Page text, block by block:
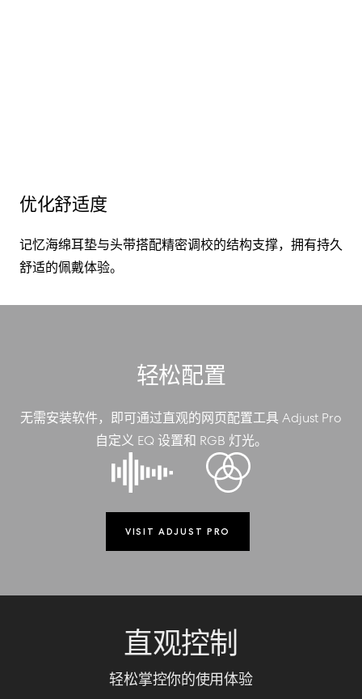
优化舒适度
记忆海绵耳垫与头带搭配精密调校的结构支撑，拥有持久
舒适的佩戴体验。
轻松配置
无需安装软件，即可通过直观的网页配置工具 Adjust Pro
自定义 EQ 设置和 RGB 灯光。
VISIT ADJUST PRO
直观控制
轻松掌控你的使用体验